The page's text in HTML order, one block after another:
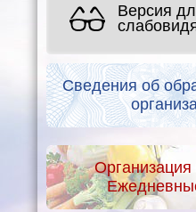
Версия
Сведения об
Организация